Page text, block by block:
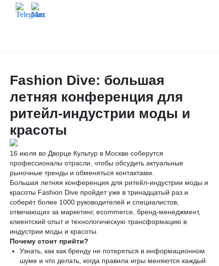
Fashion Dive: большая
летняя конференция для
ритейл-индустрии моды и
красоты
16 июля во Дворце Культур в Москве соберутся
профессионалы отрасли, чтобы обсудить актуальные
рыночные тренды и обменяться контактами.
Большая летняя конференция для ритейл-индустрии моды и
красоты Fashion Dive пройдет уже в тринадцатый раз и
соберёт более 1000 руководителей и специалистов,
отвечающих за маркетинг, ecommerce, бренд-менеджмент,
клиентский опыт и технологическую трансформацию в
индустрии моды и красоты.
Почему стоит прийти?
Узнать, как как бренду не потеряться в информационном
шуме и что делать, когда правила игры меняются каждый